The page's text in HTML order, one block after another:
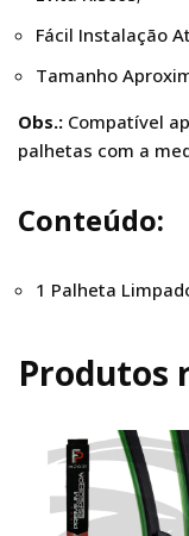
Fácil Instalação
Tamanho
Obs.: Compatível
palhetas com a
Conteúdo:
1 Palheta
Produtos